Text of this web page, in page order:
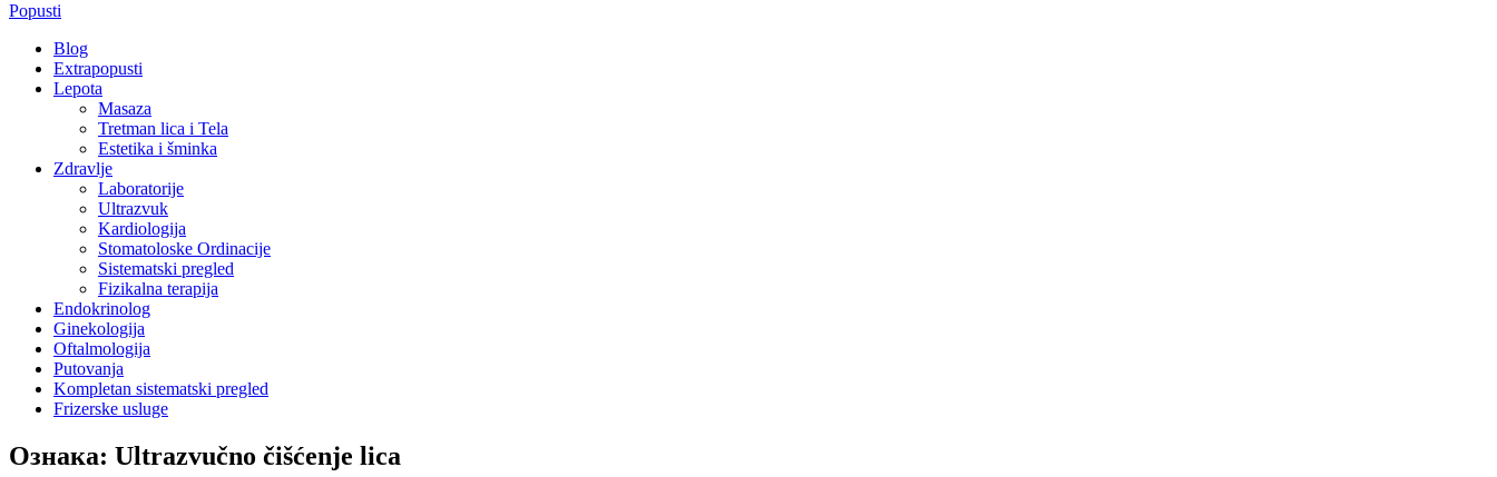
Popusti
Blog
Extrapopusti
Lepota
Masaza
Tretman lica i Tela
Estetika i šminka
Zdravlje
Laboratorije
Ultrazvuk
Kardiologija
Stomatoloske Ordinacije
Sistematski pregled
Fizikalna terapija
Endokrinolog
Ginekologija
Oftalmologija
Putovanja
Kompletan sistematski pregled
Frizerske usluge
Ознака: Ultrazvučno čišćenje lica